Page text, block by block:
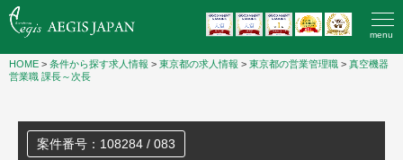
menu
HOME > 条件から探す求人情報 > 東京都の求人情報 > 東京都の営業管理職 > 真空機器
営業職 課長～次長
案件番号：108284 / 083